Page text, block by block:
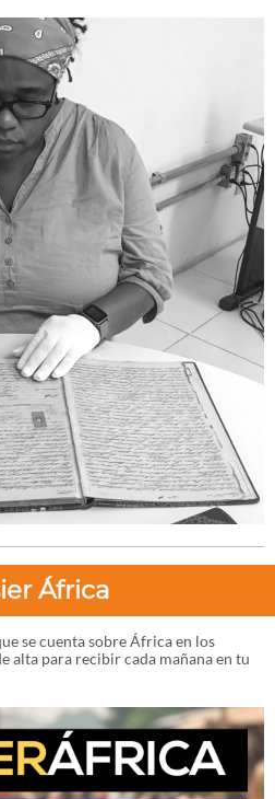
África
se cuenta sobre África en los
alta para recibir cada mañana en tu